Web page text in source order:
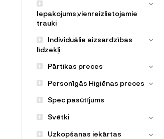
Iepakojums,vienreizlietojamie
trauki
Individuālie aizsardzības
līdzekļi
Pārtikas preces
Personīgās Higiēnas preces
Spec pasūtījums
Svētki
Uzkopšanas iekārtas